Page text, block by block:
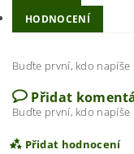
HODNOCENÍ
Buďte první, kdo napíše
Přidat
Buďte první, kdo napíše
Přidat hodnocení